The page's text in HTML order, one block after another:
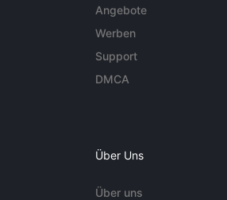
Angebote
Werben
Support
DMCA
Über Uns
Über uns